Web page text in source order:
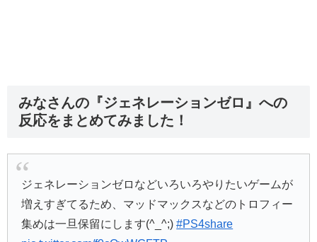
みなさんの『ジェネレーションゼロ』への
反応をまとめてみました！
ジェネレーションゼロなどいろいろやりたいゲームが
増えすぎてるため、マッドマックスなどのトロフィー
集めは一旦保留にします(^_^;)#PS4share